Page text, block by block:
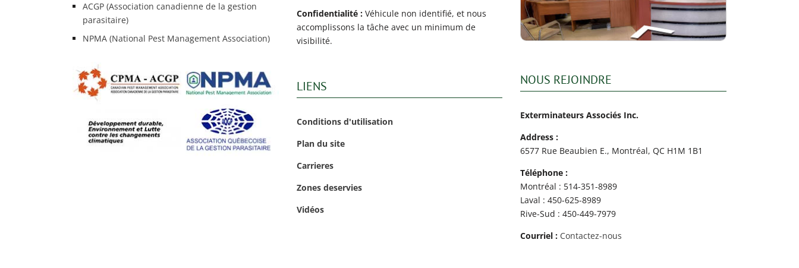
ACGP (Association canadienne de la gestion
parasitaire)
NPMA (National Pest Management Association)
Confidentialité :Véhicule non identifié, et nous
accomplissons la tâche avec un minimum de
visibilité.
LIENS
Conditions d'utilisation
Plan du site
Carrieres
Zones deservies
Vidéos
NOUS REJOINDRE
Exterminateurs Associés Inc.
Address :
6577 Rue Beaubien E., Montréal, QC H1M 1B1
Téléphone :
Montréal : 514-351-8989
Laval : 450-625-8989
Rive-Sud : 450-449-7979
Courriel : Contactez-nous